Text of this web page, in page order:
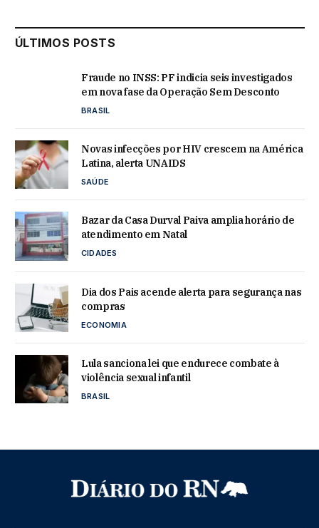
ÚLTIMOS POSTS
Fraude no INSS: PF indicia seis investigados
em nova fase da Operação Sem Desconto
BRASIL
Novas infecções por HIV crescem na América
Latina, alerta UNAIDS
SAÚDE
Bazar da Casa Durval Paiva amplia horário de
atendimento em Natal
CIDADES
Dia dos Pais acende alerta para segurança nas
compras
ECONOMIA
Lula sanciona lei que endurece combate à
violência sexual infantil
BRASIL